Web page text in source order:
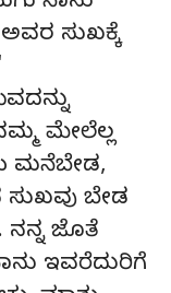
ಸುಖಕ್ಕೆ
ಮೇಲೆಲ್ಲ
ಮನೆಬೇಡ,
ಬೇಡ
ಜೊತೆ
ಇವರೆದುರಿಗೆ